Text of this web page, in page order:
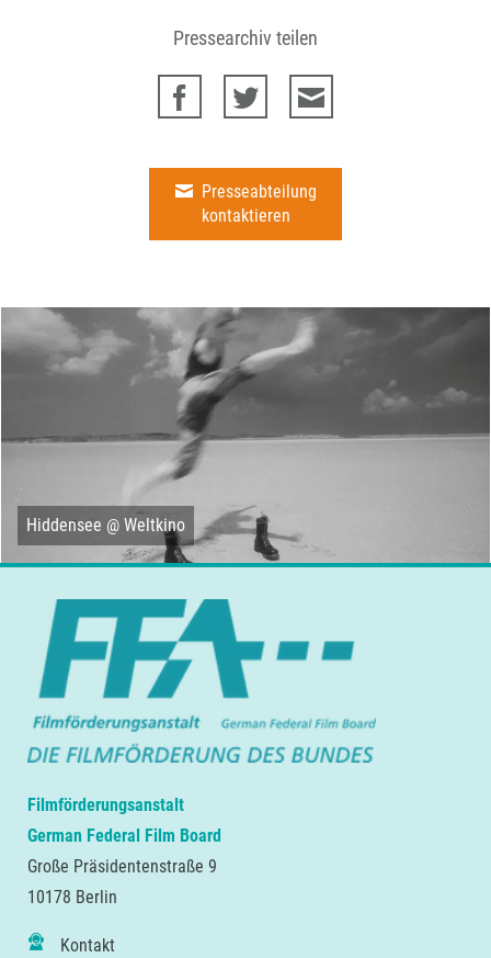
Pressearchiv teilen
Presseabteilung
kontaktieren
Hiddensee @ Weltkino
Filmförderungsanstalt
German Federal Film Board
Große Präsidentenstraße 9
10178 Berlin
Kontakt